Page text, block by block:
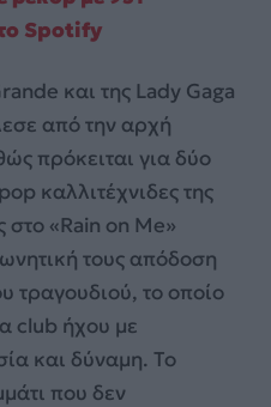
Spotify
και της Lady Gaga
από την αρχή
πρόκειται για δύο
καλλιτέχνιδες της
στο «Rain on Me»
τους απόδοση
τραγουδιού, το οποίο
club ήχου με
και δύναμη. Το
που δεν